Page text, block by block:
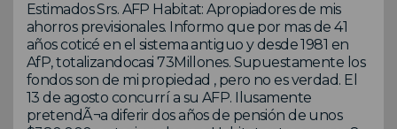
Estimados Srs. AFP Habitat: Apropiadores de mis
ahorros previsionales. Informo que por mas de 41
años coticé en el sistema antiguo y desde 1981 en
AfP, totalizandocasi 73Millones. Supuestamente los
fondos son de mi propiedad , pero no es verdad. El
13 de agosto concurrí a su AFP. Ilusamente
pretendÃ¬a diferir dos años de pensión de unos